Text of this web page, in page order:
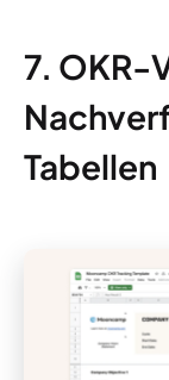
7. OKR-
Tabellen